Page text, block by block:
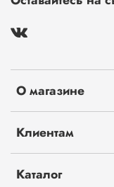
О магазине
Клиентам
Каталог